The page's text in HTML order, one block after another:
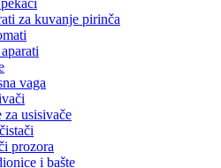
za kuvanje pirinča
vaga
za usisivače
prozora
i bašte